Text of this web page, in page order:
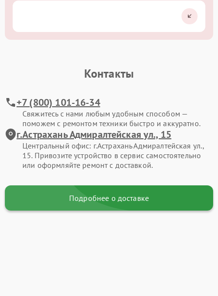
Контакты
+7 (800) 101-16-34
Свяжитесь с нами любым удобным способом —
поможем с ремонтом техники быстро и аккуратно.
г.Астрахань Адмиралтейская ул., 15
Центральный офис: г.Астрахань Адмиралтейская ул.,
15. Привозите устройство в сервис самостоятельно
или оформляйте ремонт с доставкой.
Подробнее о доставке